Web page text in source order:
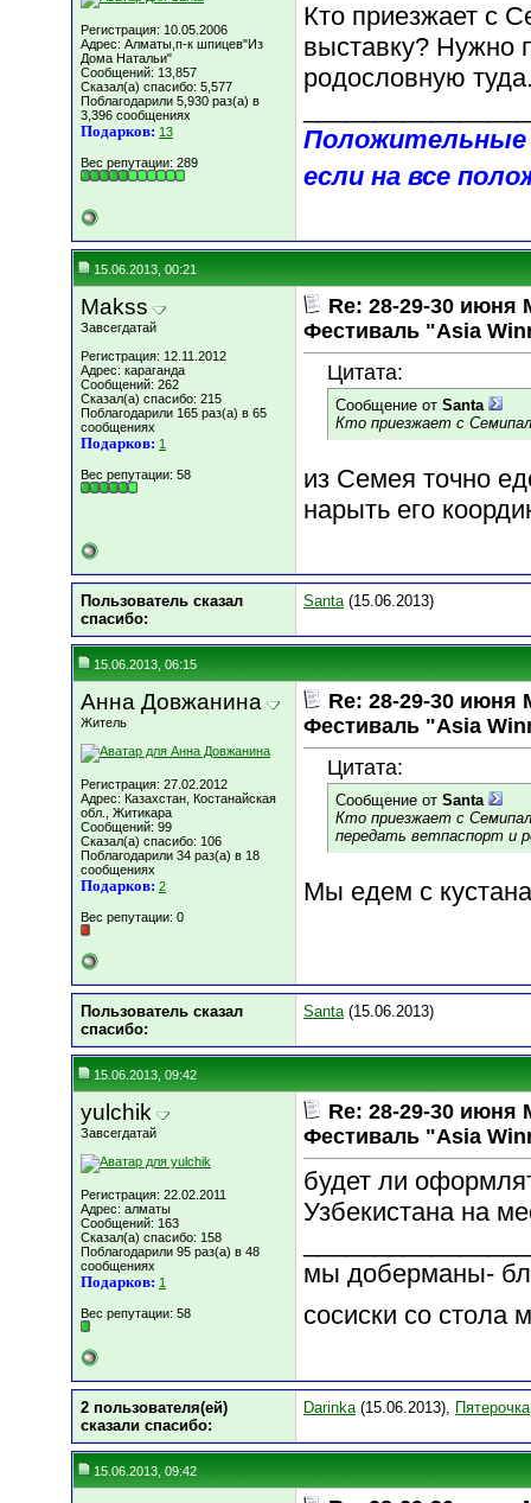
Регистрация: 10.05.2006
Адрес: Алматы,п-к шпицев"Из
Дома Натальи"
Сообщений: 13,857
Сказал(а) спасибо: 5,577
Поблагодарили 5,930 раз(а) в
3,396 сообщениях
Подарков: 13
Вес репутации: 289
Кто приезжает с
выставку? Нужно
родословную
Положительные
если на все
15.06.2013, 00:21
Makss
Завсегдатай
Регистрация: 12.11.2012
Адрес: караганда
Сообщений: 262
Сказал(а) спасибо: 215
Поблагодарили 165 раз(а) в 65
сообщениях
Подарков: 1
Вес репутации: 58
Re: 28-29-30 июня
Фестиваль "Asia
Цитата:
Сообщение от Santa
Кто приезжает с
из Семея точно
нарыть его
Пользователь сказал
cпасибо:
Santa(15.06.2013)
15.06.2013, 06:15
Анна Довжанина
Житель
Регистрация: 27.02.2012
Адрес: Казахстан, Костанайская
обл., Житикара
Сообщений: 99
Сказал(а) спасибо: 106
Поблагодарили 34 раз(а) в 18
сообщениях
Подарков: 2
Вес репутации: 0
Re: 28-29-30 июня
Фестиваль "Asia
Цитата:
Сообщение от Santa
Кто приезжает с
передать ветпаспорт и
Мы едем с
Пользователь сказал
cпасибо:
Santa(15.06.2013)
15.06.2013, 09:42
yulchik
Завсегдатай
Регистрация: 22.02.2011
Адрес: алматы
Сообщений: 163
Сказал(а) спасибо: 158
Поблагодарили 95 раз(а) в 48
сообщениях
Подарков: 1
Вес репутации: 58
Re: 28-29-30 июня
Фестиваль "Asia
будет ли
Узбекистана на
мы доберманы-
сосиски со стола
2 пользователя(ей)
сказали cпасибо:
Darinka(15.06.2013), Пятерочка
15.06.2013, 09:42